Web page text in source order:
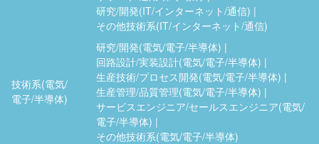
研究/開発(IT/インターネット/通信)
その他技術系(IT/インターネット/通信)
技術系(電気/
電子/半導体)
研究/開発(電気/電子/半導体)
回路設計/実装設計(電気/電子/半導体)
生産技術/プロセス開発(電気/電子/半導体)
生産管理/品質管理(電気/電子/半導体)
サービスエンジニア/セールスエンジニア(電気/
電子/半導体)
その他技術系(電気/電子/半導体)